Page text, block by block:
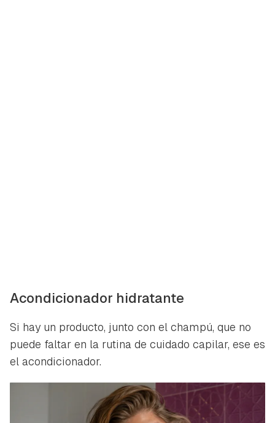
Acondicionador hidratante
Si hay un producto, junto con el champú, que no
puede faltar en la rutina de cuidado capilar, ese es
el acondicionador.